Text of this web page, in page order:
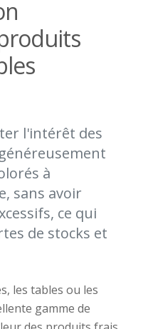
l'intérêt des
à
sans avoir
ce qui
de stocks et
les tables ou les
gamme de